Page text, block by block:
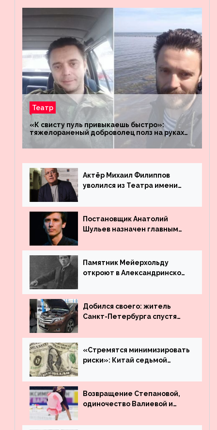
Театр
«К свисту пуль привыкаешь быстро»:
тяжелораненый доброволец полз на руках
четыре километра через заминированное
поле
Актёр Михаил Филиппов
уволился из Театра имени
Постановщик Анатолий
Шульев назначен главным
Вахтангова
Памятник Мейерхольду
откроют в Александринском
Добился своего: житель
Санкт-Петербурга спустя
угнанную в Казахстан
машину
«Стремятся минимизировать
риски»: Китай седьмой
деньги из американского
госдолга
Возвращение Степановой,
одиночество Валиевой и
что обсуждают в мире